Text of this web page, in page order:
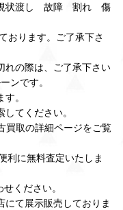
現状渡し 故障 割れ 傷
おります。ご了承下さ
の際は、ご了承下さい
ンです。
。
てください。
取の詳細ページをご覧
利に無料査定いたしま
ください。
て展示販売しておりま